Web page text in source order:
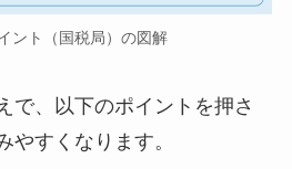
ント（国税局）の図解
で、以下のポイントを押さ
やすくなります。